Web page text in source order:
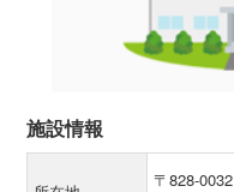
施設情報
〒828-0032